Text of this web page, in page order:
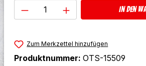
Produkt Anzahl: GibIn den
Zum Merkzettel hinzufügen
Produktnummer: OTS-15509